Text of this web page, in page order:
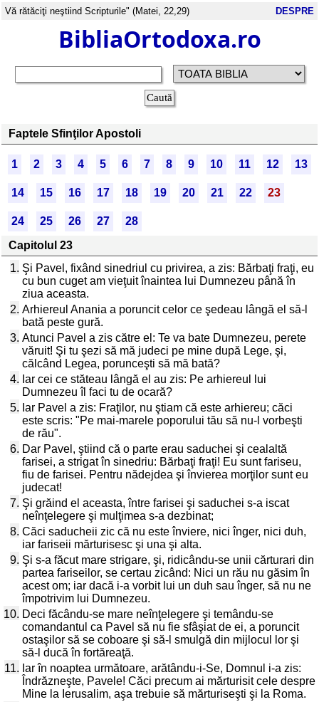
Vă rătăciţi neştiind Scripturile" (Matei, 22,29) DESPRE
BibliaOrtodoxa.ro
Faptele Sfinţilor Apostoli
1 2 3 4 5 6 7 8 9 10 11 12 13
14 15 16 17 18 19 20 21 22 23
24 25 26 27
28
Capitolul 23
1. Şi Pavel, fixând sinedriul cu privirea, a zis: Bărbaţi fraţi, eu
cu bun cuget am vieţuit înaintea lui Dumnezeu până în
ziua aceasta.
2. Arhiereul Anania a poruncit celor ce şedeau lângă el să-l
bată peste gură.
3. Atunci Pavel a zis către el: Te va bate Dumnezeu, perete
văruit! Şi tu şezi să mă judeci pe mine după Lege, şi,
călcând Legea, porunceşti să mă bată?
4. Iar cei ce stăteau lângă el au zis: Pe arhiereul lui
Dumnezeu îl faci tu de ocară?
5. Iar Pavel a zis: Fraţilor, nu ştiam că este arhiereu; căci
este scris: "Pe mai-marele poporului tău să nu-l vorbeşti
de rău".
6. Dar Pavel, ştiind că o parte erau saduchei şi cealaltă
farisei, a strigat în sinedriu: Bărbaţi fraţi! Eu sunt fariseu,
fiu de farisei. Pentru nădejdea şi învierea morţilor sunt eu
judecat!
7. Şi grăind el aceasta, între farisei şi saduchei s-a iscat
neînţelegere şi mulţimea s-a dezbinat;
8. Căci saducheii zic că nu este înviere, nici înger, nici duh,
iar fariseii mărturisesc şi una şi alta.
9. Şi s-a făcut mare strigare, şi, ridicându-se unii cărturari din
partea fariseilor, se certau zicând: Nici un rău nu găsim în
acest om; iar dacă i-a vorbit lui un duh sau înger, să nu ne
împotrivim lui Dumnezeu.
10. Deci făcându-se mare neînţelegere şi temându-se
comandantul ca Pavel să nu fie sfâşiat de ei, a poruncit
ostaşilor să se coboare şi să-l smulgă din mijlocul lor şi
să-l ducă în fortăreaţă.
11. Iar în noaptea următoare, arătându-i-Se, Domnul i-a zis:
Îndrăzneşte, Pavele! Căci precum ai mărturisit cele despre
Mine la Ierusalim, aşa trebuie să mărturiseşti şi la Roma.